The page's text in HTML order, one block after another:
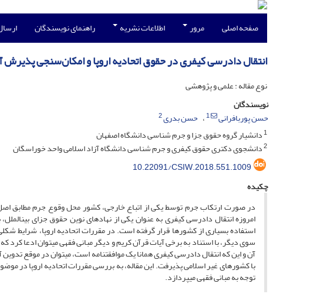
صفحه اصلی مرور اطلاعات نشریه راهنمای نویسندگان
انتقال دادرسی کیفری در حقوق اتحادیه اروپا و امکان‌سنجی پذیرش
نوع مقاله : علمی و پژوهشی
نویسندگان
حسن پوربافرانی
1 حسن بدری2
1دانشیار گروه حقوق جزا و جرم شناسی دانشگاه اصفهان
2دانشجوی دکتری حقوق کیفری و جرم شناسی دانشگاه آزاد اسلامی واحد خوراسگان
10.22091/CSIW.2018.551.1009
چکیده
در صورت ارتکاب جرم توسط یکی از اتباع خارجی، کشور محل وقوع جرم مطابق
امروزه انتقال دادرسی کیفری به عنوان یکی از نهادهای نوین حقوق جزای
استفاده بسیاری از کشورها قرار گرفته است. در مقررات اتحادیه اروپا، شرایط
سوی دیگر، با استناد به برخی آیات قرآن کریم و دیگر مبانی فقهی می­توان ادعا کرد
آن و این که انتقال دادرسی کیفری همانا یک موافقت­نامه است، می­توان در موقع
با کشورهای غیر اسلامی پذیرفت. این مقاله، به بررسی مقررات اتحادیه اروپا در
توجه به مبانی فقهی می­پردازد.